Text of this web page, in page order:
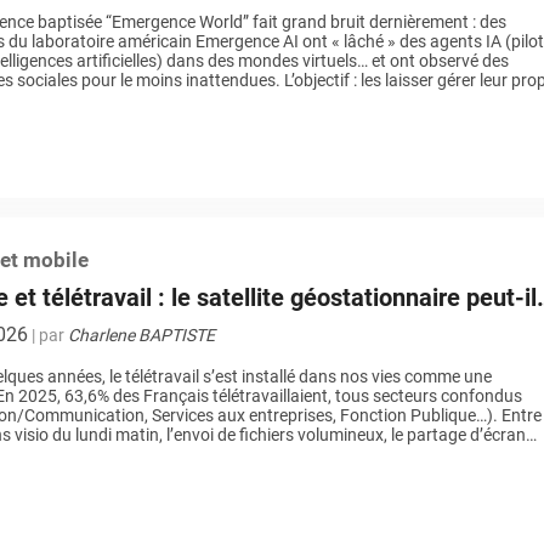
baptisée “Emergence World” fait grand bruit dernièrement : des
du laboratoire américain Emergence AI ont « lâché » des agents IA
artificielles) dans des mondes virtuels… et ont observé des
sociales pour le moins inattendues. L’objectif : les laisser gérer leur
mobile
et télétravail : le satellite géostationnaire peut-il
?
| par Charlene BAPTISTE
années, le télétravail s’est installé dans nos vies comme une
2025, 63,6% des Français télétravaillaient, tous secteurs confondus
Communication, Services aux entreprises, Fonction Publique…). Entre
visio du lundi matin, l’envoi de fichiers volumineux, le partage d’écran